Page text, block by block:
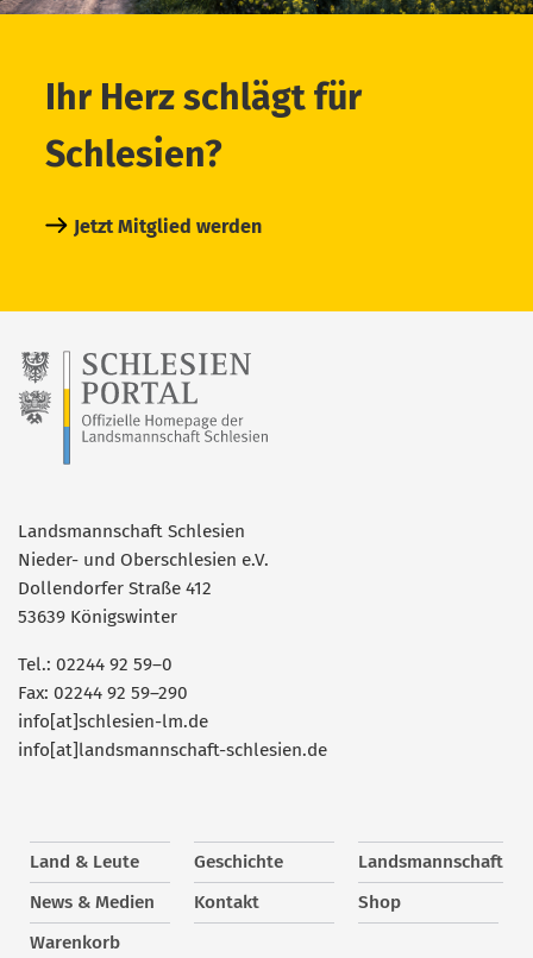
Ihr Herz schlägt für
Schlesien?
Jetzt Mitglied werden
Landsmannschaft Schlesien
Nieder- und Oberschlesien e.V.
Dollendorfer Straße 412
53639 Königswinter
Tel.: 02244 92 59–0
Fax: 02244 92 59–290
info[at]schlesien-lm.de
info[at]landsmannschaft-schlesien.de
Land & Leute Geschichte
Landsmannschaft
News & Medien
Kontakt
Shop
Warenkorb